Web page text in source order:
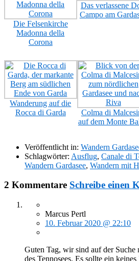
Die Felsenkirche
Madonna della
Corona
Das verlassene
Campo am
Wanderung auf die
Rocca di Garda
Colma di
auf dem Monte
Veröffentlicht in: Wandern
Schlagwörter: Ausflug, Canale di
Wandern Gardasee, Wandern mit
2 Kommentare Schreibe einen
Marcus Pertl
10. Februar 2020 @ 22:10
Guten Tag, wir sind auf der Suche
des Tennosees. Es sollte ein